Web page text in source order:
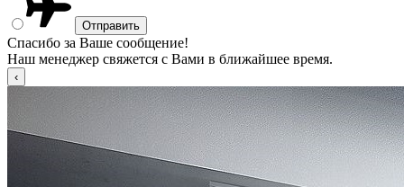
Спасибо за Ваше сообщение!
Наш менеджер свяжется с Вами в ближайшее время.